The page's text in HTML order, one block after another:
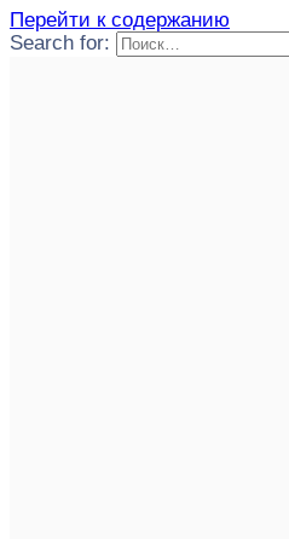
Перейти к содержанию
Search for: